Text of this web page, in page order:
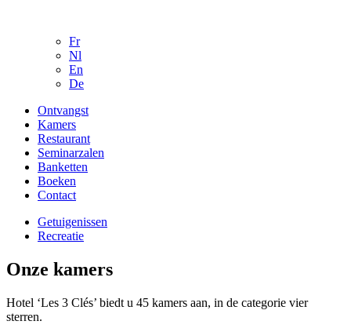
Fr
Nl
En
De
Ontvangst
Kamers
Restaurant
Seminarzalen
Banketten
Boeken
Contact
Getuigenissen
Recreatie
Onze kamers
Hotel ‘Les 3 Clés’ biedt u 45 kamers aan, in de categorie vier
sterren.